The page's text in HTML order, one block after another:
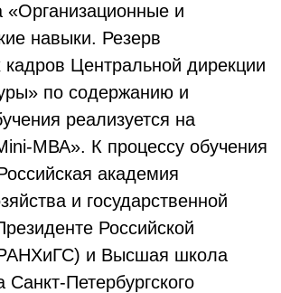
«Организационные и
навыки. Резерв
Центральной дирекции
по содержанию и
реализуется на
МВА». К процессу обучения
академия
и государственной
Российской
и Высшая школа
Петербургского